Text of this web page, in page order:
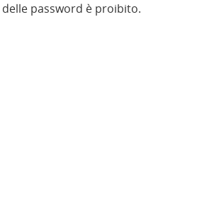
delle password è proibito.